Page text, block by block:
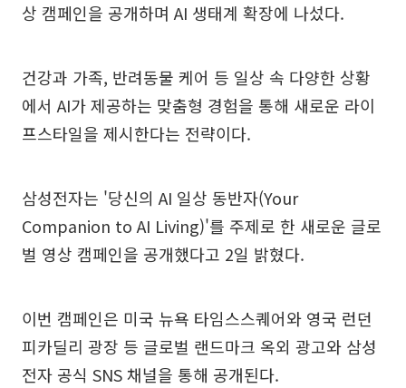
상 캠페인을 공개하며 AI 생태계 확장에 나섰다.
건강과 가족, 반려동물 케어 등 일상 속 다양한 상황
에서 AI가 제공하는 맞춤형 경험을 통해 새로운 라이
프스타일을 제시한다는 전략이다.
삼성전자는 '당신의 AI 일상 동반자(Your
Companion to AI Living)'를 주제로 한 새로운 글로
벌 영상 캠페인을 공개했다고 2일 밝혔다.
이번 캠페인은 미국 뉴욕 타임스스퀘어와 영국 런던
피카딜리 광장 등 글로벌 랜드마크 옥외 광고와 삼성
전자 공식 SNS 채널을 통해 공개된다.